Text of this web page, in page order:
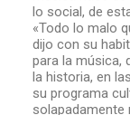
lo social, de
«Todo lo malo
dijo con su
para la música,
la historia, en
su programa
solapadamente